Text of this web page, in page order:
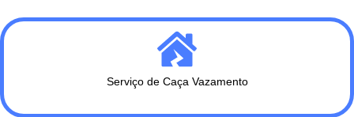
Serviço de Caça Vazamento